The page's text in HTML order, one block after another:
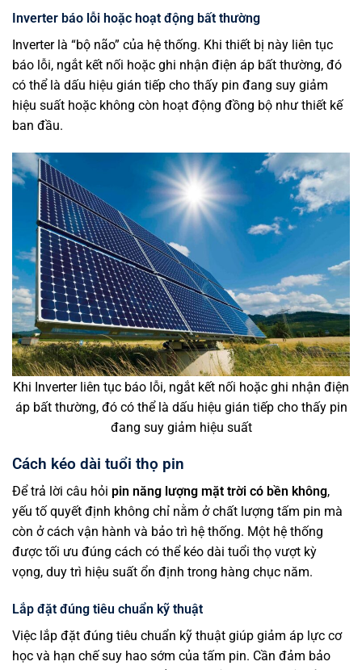
Inverter báo lỗi hoặc hoạt động bất thường
Inverter là “bộ não” của hệ thống. Khi thiết bị này liên tục
báo lỗi, ngắt kết nối hoặc ghi nhận điện áp bất thường, đó
có thể là dấu hiệu gián tiếp cho thấy pin đang suy giảm
hiệu suất hoặc không còn hoạt động đồng bộ như thiết kế
ban đầu.
Khi Inverter liên tục báo lỗi, ngắt kết nối hoặc ghi nhận điện
áp bất thường, đó có thể là dấu hiệu gián tiếp cho thấy pin
đang suy giảm hiệu suất
Cách kéo dài tuổi thọ pin
Để trả lời câu hỏi pin năng lượng mặt trời có bền không,
yếu tố quyết định không chỉ nằm ở chất lượng tấm pin mà
còn ở cách vận hành và bảo trì hệ thống. Một hệ thống
được tối ưu đúng cách có thể kéo dài tuổi thọ vượt kỳ
vọng, duy trì hiệu suất ổn định trong hàng chục năm.
Lắp đặt đúng tiêu chuẩn kỹ thuật
Việc lắp đặt đúng tiêu chuẩn kỹ thuật giúp giảm áp lực cơ
học và hạn chế suy hao sớm của tấm pin. Cần đảm bảo